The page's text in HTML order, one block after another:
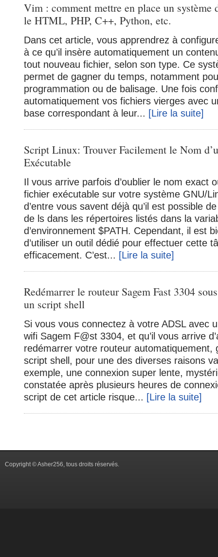
Vim : comment mettre en place un système
le HTML, PHP, C++, Python, etc.
Dans cet article, vous apprendrez à
à ce qu’il insère automatiquement un
tout nouveau fichier, selon son type. Ce
permet de gagner du temps, notamment
programmation ou de balisage. Une fois
automatiquement vos fichiers vierges avec
base correspondant à leur... [Lire la suite]
Script Linux: Trouver Facilement le Nom
Exécutable
Il vous arrive parfois d’oublier le nom exact
fichier exécutable sur votre système GNU/
d’entre vous savent déjà qu’il est possible
de ls dans les répertoires listés dans la
d’environnement $PATH. Cependant, il est
d’utiliser un outil dédié pour effectuer cette
efficacement. C’est... [Lire la suite]
Redémarrer le routeur Sagem Fast 3304
un script shell
Si vous vous connectez à votre ADSL avec
wifi Sagem F@st 3304, et qu’il vous arrive
redémarrer votre routeur automatiquement,
script shell, pour une des diverses raisons
exemple, une connexion super lente,
constatée après plusieurs heures de
script de cet article risque... [Lire la suite]
Copyright © Asher256, tous droits réservés.